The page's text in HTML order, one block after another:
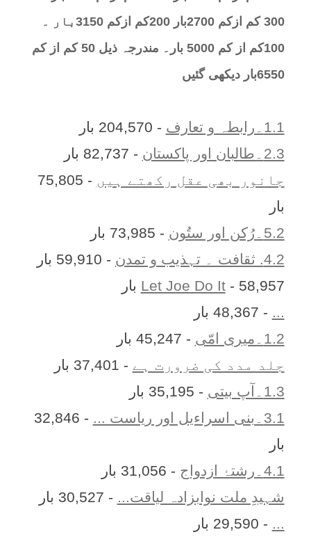
300 کم ازکم 2700بار 200کم ازکم 3150بار ۔
100کم از کم 5000 بار۔ مندرجہ ذیل 50 کم از کم
6550بار دیکھی گئیں
1.1۔رابطہ و تعارف
- 204,570 بار
2.3۔طالبان اور پاکستان
- 82,737 بار
جانور بھی عقل رکھتے ہیں
- 75,805
بار
5.2۔رُکن اور ستُون
- 73,985 بار
4.2. ثقافت ۔ تہذیب و تمدن
- 59,910 بار
Let Joe Do It- 58,957 بار
... - 48,367 بار
1.2۔میری امّی
- 45,247 بار
جلد مدد کی ضرورت ہے - 37,401 بار
1.3۔آپ بیتی
- 35,195 بار
3.1۔بنی اسراءیل اور ریاست ...
- 32,846
بار
4.1۔رشتۂ ازدواج
- 31,056 بار
شہیدِ ملت نوابزادہ لیاقت... - 30,527 بار
... - 29,590 بار